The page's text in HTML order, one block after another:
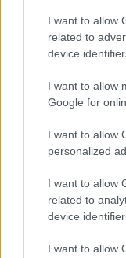
I want to allow
related to
device
I want to allow
Google for
I want to allow
personalized
I want to allow
related to
device
I want to allow
KÉZMŰVES
TASTE OF